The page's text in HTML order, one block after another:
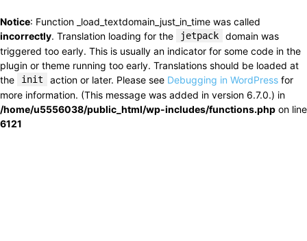
Notice: Function _load_textdomain_just_in_time was called
incorrectly. Translation loading for the jetpack
domain was
triggered too early. This is usually an indicator for some code in the
plugin or theme running too early. Translations should be loaded at
the
init action or later. Please see Debugging in WordPress for
more information. (This message was added in version 6.7.0.) in
/home/u5556038/public_html/wp-includes/functions.php on line
6121